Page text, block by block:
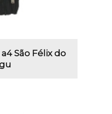
São Félix do